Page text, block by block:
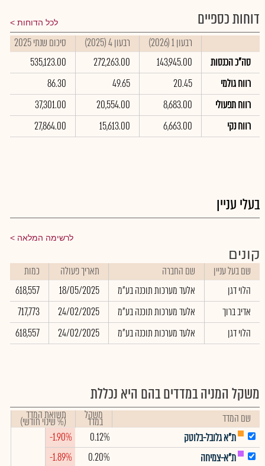
דוחות כספיים לכל הדוחות
רבעון 1 (2026) רבעון 4 (2025)
סיכום שנתי 2025
סה"כ הכנסות
143,945.00
272,263.00
535,123.00
רווח גולמי
20.45
49.65
86.30
רווח תפעולי
8,683.00
20,554.00
37,301.00
רווח נקי
6,663.00
15,613.00
27,864.00
בעלי עניין
לרשימה המלאה
קונים
שם בעל עניין שם החברה תאריך פעולה
כמות
הלוי דגן
אלעד מערכות תוכנה בע"מ 18/05/2025
618,557
אדיב ברוך
אלעד מערכות תוכנה בע"מ 24/02/2025
717,773
הלוי דגן
אלעד מערכות תוכנה בע"מ 24/02/2025
618,557
משקל המניה במדדים בהם היא נכללת
שם המדד משקל
במדד תשואת המדד
(% שינוי חודשי)
ת"א גלובל-בלוטק
0.12%
-1.90%
ת"א-צמיחה
0.20%
-1.89%